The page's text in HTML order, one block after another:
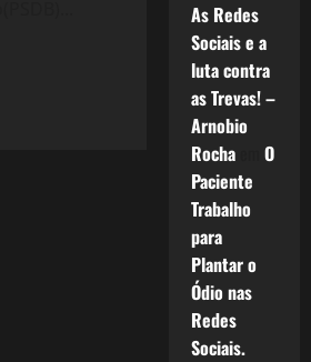
As Redes
Sociais e a
luta contra
as Trevas! –
Arnobio
Rochaem O
Paciente
Trabalho
para
Plantar o
Ódio nas
Redes
Sociais.